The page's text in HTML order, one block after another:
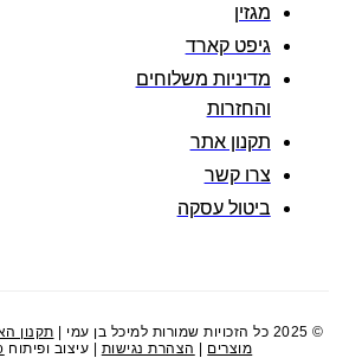
מגזין
גיפט קארד
מדיניות משלוחים
והחזרות
תקנון אתר
צרו קשר
ביטול עסקה
© 2025 כל הזכויות שמורות למיכל בן עמי | תקנון
מוצרים| הצהרת נגישות| עיצוב ופיתוח